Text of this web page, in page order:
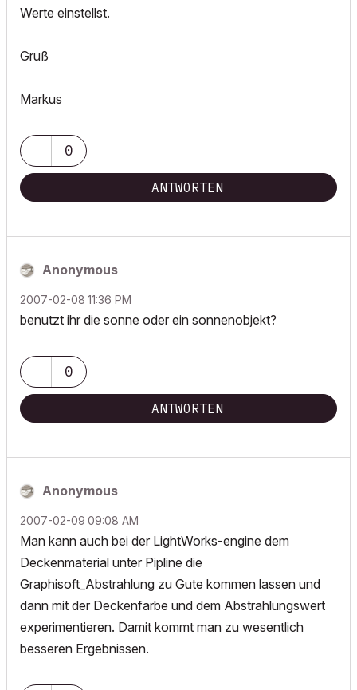
Werte einstellst.
Gruß
Markus
0
ANTWORTEN
Anonymous
‎2007-02-08 11:36 PM
benutzt ihr die sonne oder ein sonnenobjekt?
0
ANTWORTEN
Anonymous
‎2007-02-09 09:08 AM
Man kann auch bei der LightWorks-engine dem
Deckenmaterial unter Pipline die
Graphisoft_Abstrahlung zu Gute kommen lassen und
dann mit der Deckenfarbe und dem Abstrahlungswert
experimentieren. Damit kommt man zu wesentlich
besseren Ergebnissen.